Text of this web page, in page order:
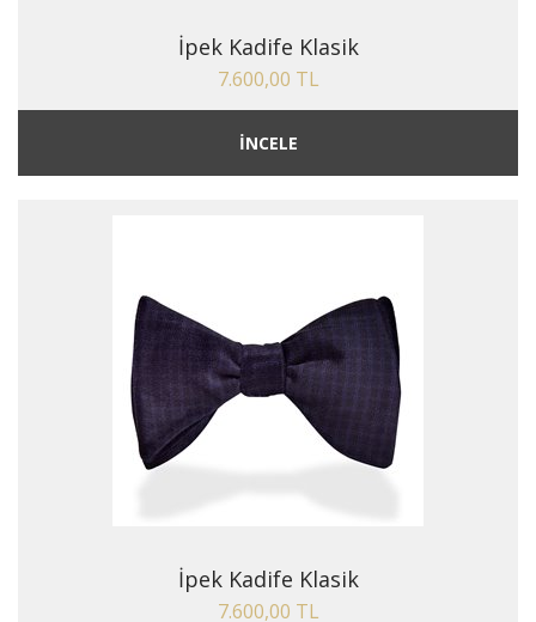
İpek Kadife Klasik
7.600,00 TL
İNCELE
İpek Kadife Klasik
7.600,00 TL